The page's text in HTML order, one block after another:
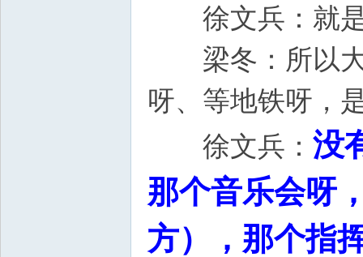
徐文兵：就是
梁冬：所以大
呀、等地铁呀，
徐文兵： 没
那个音乐会呀
方），那个指